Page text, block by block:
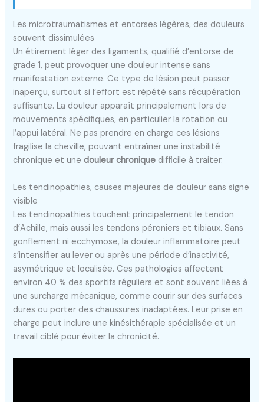
Les microtraumatismes et entorses légères, des douleurs
souvent dissimulées
Un étirement léger des ligaments, qualifié d’entorse de
grade 1, peut provoquer une douleur intense sans
manifestation externe. Ce type de lésion peut passer
inaperçu, surtout si l’effort est répété sans récupération
suffisante. La douleur apparaît principalement lors de
mouvements spécifiques, en particulier la rotation ou
l’appui latéral. Ne pas prendre en charge ces lésions
fragilise la cheville, pouvant entraîner une instabilité
chronique et unedouleur chronique difficile à traiter.
Les tendinopathies, causes majeures de douleur sans signe
visible
Les tendinopathies touchent principalement le tendon
d’Achille, mais aussi les tendons péroniers et tibiaux. Sans
gonflement ni ecchymose, la douleur inflammatoire peut
s’intensifier au lever ou après une période d’inactivité,
asymétrique et localisée. Ces pathologies affectent
environ 40 % des sportifs réguliers et sont souvent liées à
une surcharge mécanique, comme courir sur des surfaces
dures ou porter des chaussures inadaptées. Leur prise en
charge peut inclure une kinésithérapie spécialisée et un
travail ciblé pour éviter la chronicité.